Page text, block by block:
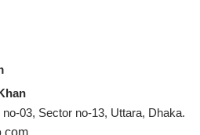
03, Sector no-13, Uttara, Dhaka.